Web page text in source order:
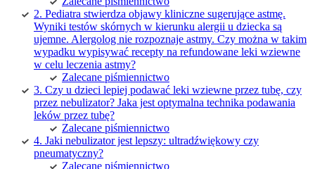
2. Pediatra stwierdza objawy kliniczne sugerujące astmę.
Wyniki testów skórnych w kierunku alergii u dziecka są
ujemne. Alergolog nie rozpoznaje astmy. Czy można w takim
wypadku wypisywać recepty na refundowane leki wziewne
w celu leczenia astmy?
Zalecane piśmiennictwo
3. Czy u dzieci lepiej podawać leki wziewne przez tubę, czy
przez nebulizator? Jaka jest optymalna technika podawania
leków przez tubę?
Zalecane piśmiennictwo
4. Jaki nebulizator jest lepszy: ultradźwiękowy czy
pneumatyczny?
Zalecane piśmiennictwo